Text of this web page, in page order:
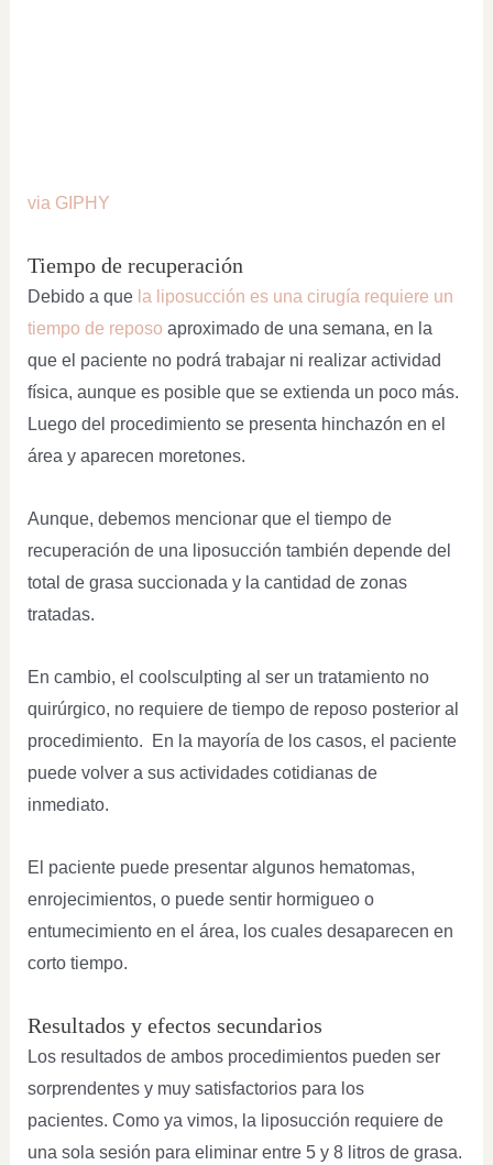
via GIPHY
Tiempo de recuperación
Debido a que la liposucción es una cirugía requiere un
tiempo de reposo aproximado de una semana, en la
que el paciente no podrá trabajar ni realizar actividad
física, aunque es posible que se extienda un poco más.
Luego del procedimiento se presenta hinchazón en el
área y aparecen moretones.
Aunque, debemos mencionar que el tiempo de
recuperación de una liposucción también depende del
total de grasa succionada y la cantidad de zonas
tratadas.
En cambio, el coolsculpting al ser un tratamiento no
quirúrgico, no requiere de tiempo de reposo posterior al
procedimiento. En la mayoría de los casos, el paciente
puede volver a sus actividades cotidianas de
inmediato.
El paciente puede presentar algunos hematomas,
enrojecimientos, o puede sentir hormigueo o
entumecimiento en el área, los cuales desaparecen en
corto tiempo.
Resultados y efectos secundarios
Los resultados de ambos procedimientos pueden ser
sorprendentes y muy satisfactorios para los
pacientes. Como ya vimos, la liposucción requiere de
una sola sesión para eliminar entre 5 y 8 litros de grasa.